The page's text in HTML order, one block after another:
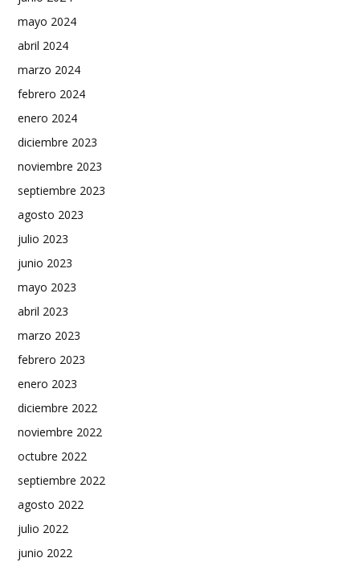
mayo 2024
abril 2024
marzo 2024
febrero 2024
enero 2024
diciembre 2023
noviembre 2023
septiembre 2023
agosto 2023
julio 2023
junio 2023
mayo 2023
abril 2023
marzo 2023
febrero 2023
enero 2023
diciembre 2022
noviembre 2022
octubre 2022
septiembre 2022
agosto 2022
julio 2022
junio 2022